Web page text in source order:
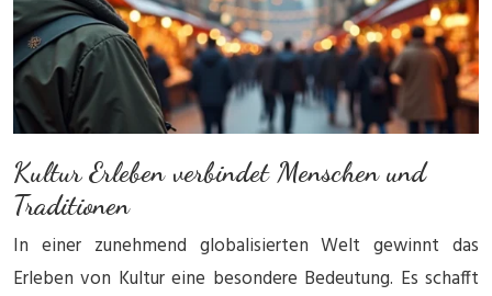
Kultur Erleben verbindet Menschen und
Traditionen
In einer zunehmend globalisierten Welt gewinnt das
Erleben von Kultur eine besondere Bedeutung. Es schafft